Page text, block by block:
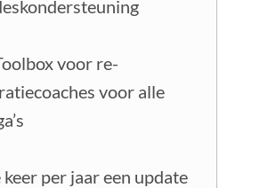
voor re-
voor alle
keer per jaar een update